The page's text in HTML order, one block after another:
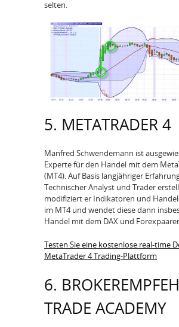
selten.
5. METATRADER 4
Manfred Schwendemann ist
Experte für den Handel mit dem
(MT4). Auf Basis langjähriger
Technischer Analyst und Trader
modifiziert er Indikatoren und
im MT4 und wendet diese dann
Handel mit dem DAX und
Testen Sie eine kostenlose real-time
MetaTrader 4 Trading-Plattform
6.
TRADE ACADEMY